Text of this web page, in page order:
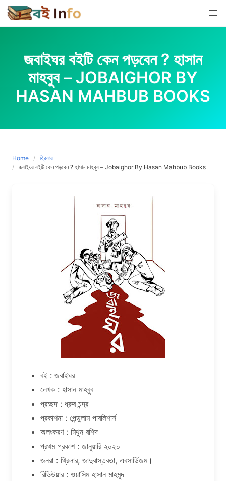
Skip
to
content
জবাইঘর বইটি কেন পড়বেন ? হাসান
মাহবুব – JOBAIGHOR BY
HASAN MAHBUB BOOKS
Home
থ্রিলার
জবাইঘর বইটি কেন পড়বেন ? হাসান মাহবুব – Jobaighor By Hasan Mahbub Books
বই : জবাইঘর
লেখক : হাসান মাহবুব
প্রচ্ছদ : ধ্রুব চন্দ্র
প্রকাশনা : পেন্ডুলাম পাবলিশার্স
অলংকরণ : মিথুন রশিদ
প্রথম প্রকাশ : জানুয়ারি ২০২০
জনরা : থ্রিলার, জাদুবাস্তবতা, এবসার্ডিজম।
রিভিউয়ার : ওয়াসিম হাসান মাহমুদ